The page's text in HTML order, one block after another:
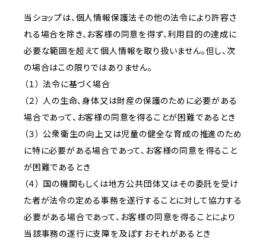
当ショップは、個人情報保護法その他の法令により許容さ
れる場合を除き、お客様の同意を得ず、利用目的の達成に
必要な範囲を超えて個人情報を取り扱いません。但し、次
の場合はこの限りではありません。
（１） 法令に基づく場合
（２） 人の生命、身体又は財産の保護のために必要がある
場合であって、お客様の同意を得ることが困難であるとき
（３） 公衆衛生の向上又は児童の健全な育成の推進のため
に特に必要がある場合であって、お客様の同意を得ること
が困難であるとき
（４） 国の機関もしくは地方公共団体又はその委託を受け
た者が法令の定める事務を遂行することに対して協力する
必要がある場合であって、お客様の同意を得ることにより
当該事務の遂行に支障を及ぼすおそれがあるとき